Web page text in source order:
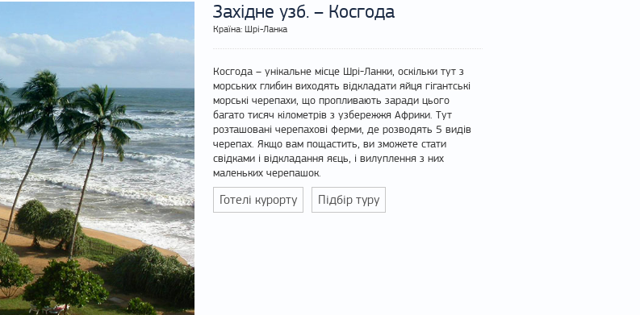
Західне узб. – Косгода
Країна: Шрі-Ланка
Косгода – унікальне місце Шрі-Ланки, оскільки тут з
морських глибин виходять відкладати яйця гігантські
морські черепахи, що пропливають заради цього
багато тисяч кілометрів з узбережжя Африки. Тут
розташовані черепахові ферми, де розводять 5 видів
черепах. Якщо вам пощастить, ви зможете стати
свідками і відкладання яєць, і вилуплення з них
маленьких черепашок.
Готелі курорту Підбір туру